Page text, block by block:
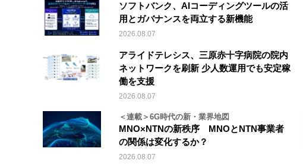
ソフトバンク、AIコーディングツールの活
用とガバナンスを両立する新機能
2026.08.07
アライドテレシス、三原赤十字病院の院内
ネットワークを刷新 少人数運用でも安定稼
働を支援
2026.08.07
＜連載＞6G時代の新・業界地図
MNO×NTNの新秩序 MNOとNTN事業者
の関係は変化するか？
2026.08.07